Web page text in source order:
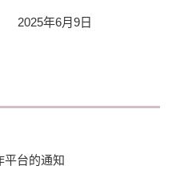
2025年6月9日
平台的通知